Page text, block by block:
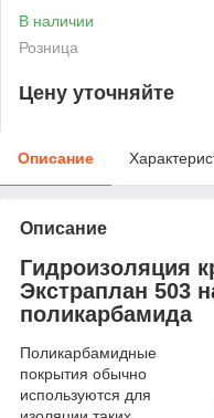
В наличии
Розница
Цену уточняйте
Описание
Описание
Гидроизоляция
Экстраплан 503
поликарбамида
Поликарбамидные
покрытия обычно
используются для